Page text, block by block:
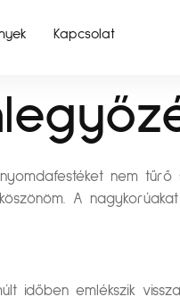
Kapcsolat
nem tűrő
A nagykorúakat
időben emlékszik